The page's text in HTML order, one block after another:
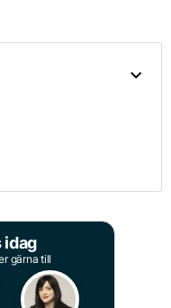
idag
gärna till